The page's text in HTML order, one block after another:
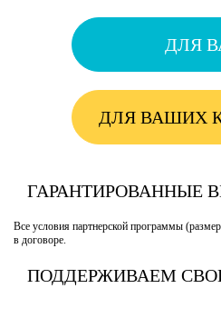
ДЛЯ
ДЛЯ ВАШИХ
ГАРАНТИРОВАННЫЕ
Все условия партнерской программы
в договоре.
ПОДДЕРЖИВАЕМ